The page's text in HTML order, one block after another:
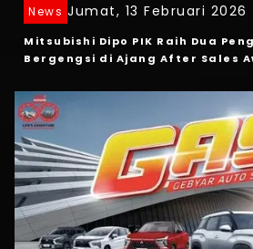
News Jumat, 13 Februari 2026
Mitsubishi Dipo PIK Raih Dua
Bergengsi di Ajang After Sales